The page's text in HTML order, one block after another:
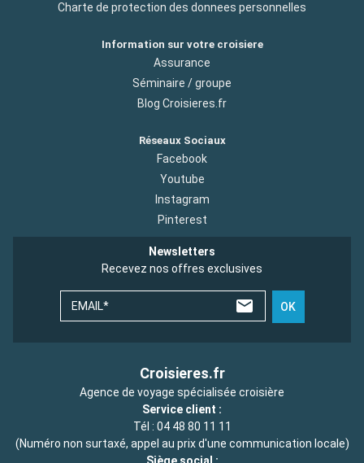
Charte de protection des donnees personnelles
Information sur votre croisiere
Assurance
Séminaire / groupe
Blog Croisieres.fr
Réseaux Sociaux
Facebook
Youtube
Instagram
Pinterest
Newsletters
Recevez nos offres exclusives
EMAIL* OK
Croisieres.fr
Agence de voyage spécialisée croisière
Service client :
Tél : 04 48 80 11 11
(Numéro non surtaxé, appel au prix d'une communication locale)